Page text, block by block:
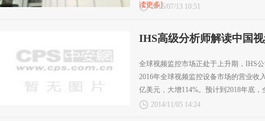
读更多]2015/07/13 10:51
IHS高级分析师解读中国
全球视频监控市场正处于上升期，IHS
2016年全球视频监控设备市场的营业收
亿美元，大增114%。预计到2018年底，
2014/11/05 14:24